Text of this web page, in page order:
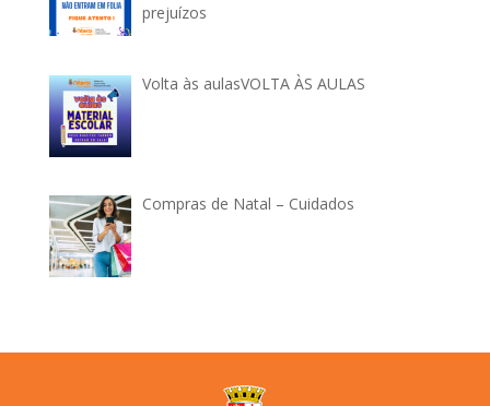
prejuízos
Volta às aulasVOLTA ÀS AULAS
Compras de Natal – Cuidados